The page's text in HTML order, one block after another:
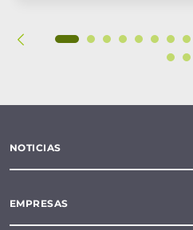
NOTICIAS
EMPRESAS